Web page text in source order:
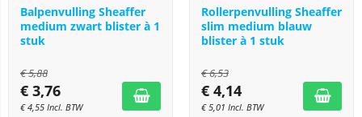
Balpenvulling Sheaffer
medium zwart blister à 1
stuk
€5,88
€ 3,76
€4,55 Incl. BTW
Rollerpenvulling Sheaffer
slim medium blauw
blister à 1 stuk
€6,53
€ 4,14
€5,01 Incl. BTW